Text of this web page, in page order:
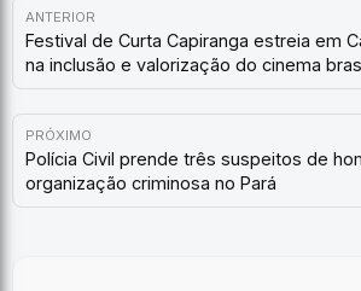
ANTERIOR
Festival de Curta Capiranga estreia em
na inclusão e valorização do cinema
PRÓXIMO
Polícia Civil prende três suspeitos de
organização criminosa no Pará